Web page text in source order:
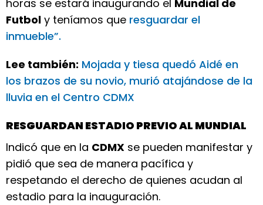
horas se estará inaugurando el Mundial de
Futbol y teníamos que resguardar el
inmueble”.
Lee también: Mojada y tiesa quedó Aidé en
los brazos de su novio, murió atajándose de la
lluvia en el Centro CDMX
RESGUARDAN ESTADIO PREVIO AL MUNDIAL
Indicó que en la CDMX se pueden manifestar y
pidió que sea de manera pacífica y
respetando el derecho de quienes acudan al
estadio para la inauguración.